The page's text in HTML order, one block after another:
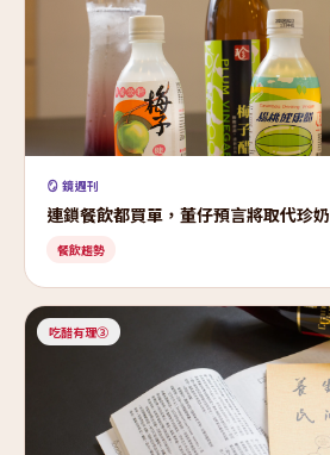
🪞 鏡週刊
連鎖餐飲都買單，董仔預言將取代珍奶
餐飲趨勢
吃醋有理③